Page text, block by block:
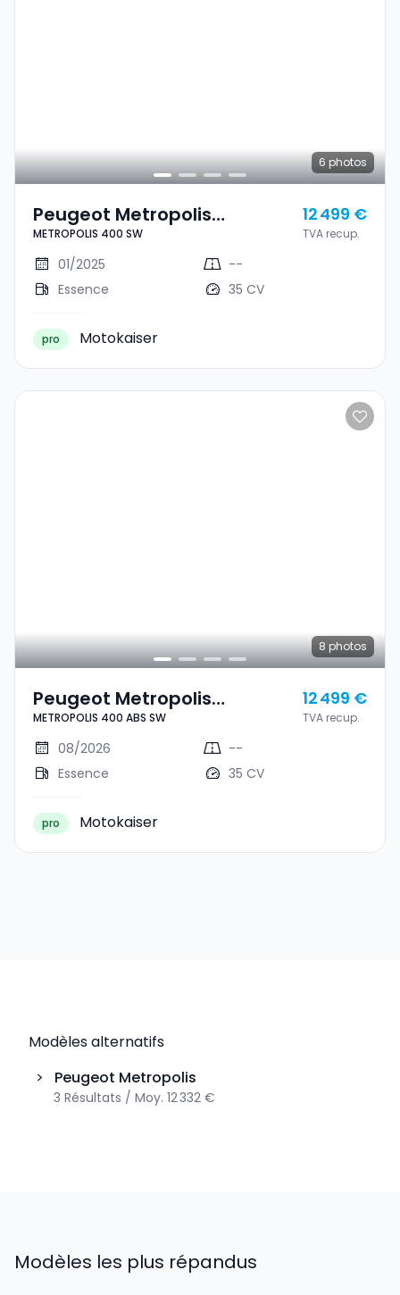
6 photos
Peugeot Metropolis
METROPOLIS 400 SW
METROPOLIS 400 SW
12 499 €
TVA recup.
01/2025
--
Essence
35 CV
pro Motokaiser
8 photos
Peugeot Metropolis
METROPOLIS 400 ABS SW
12 499 €
TVA recup.
08/2026
--
Essence
35 CV
pro Motokaiser
Modèles alternatifs
>
Peugeot Metropolis
3 Résultats / Moy. 12 332 €
Modèles les plus répandus